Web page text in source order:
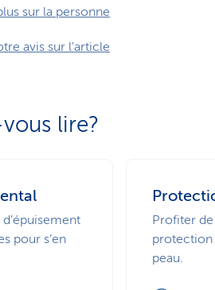
sur la personne
avis sur l'article
lire?
pour s’en
Profiter de
protection
peau.